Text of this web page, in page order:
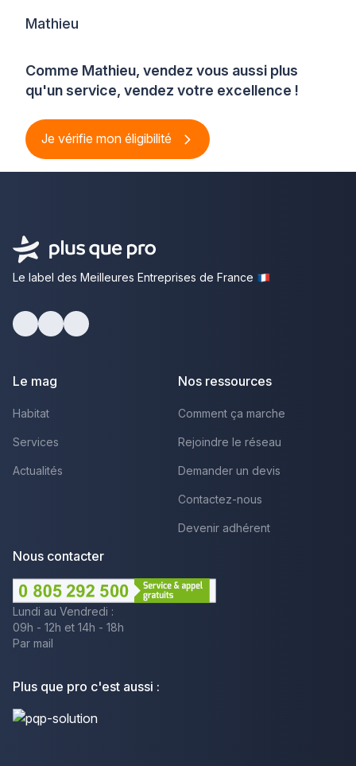
Comme Mathieu, vendez vous aussi plus
qu'un service, vendez votre excellence !
Je vérifie mon éligibilité
Mathieu
Le label des Meilleures Entreprises de France
Le mag
Habitat
Services
Actualités
Nos ressources
Comment ça marche
Rejoindre le réseau
Demander un devis
Contactez-nous
Devenir adhérent
Nous contacter
Lundi au Vendredi :
09h - 12h et 14h - 18h
Par mail
Plus que pro c'est aussi :